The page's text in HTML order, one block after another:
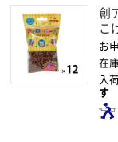
創
こ
お
在庫
入
す